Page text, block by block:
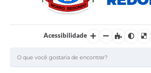
Acessibilidade